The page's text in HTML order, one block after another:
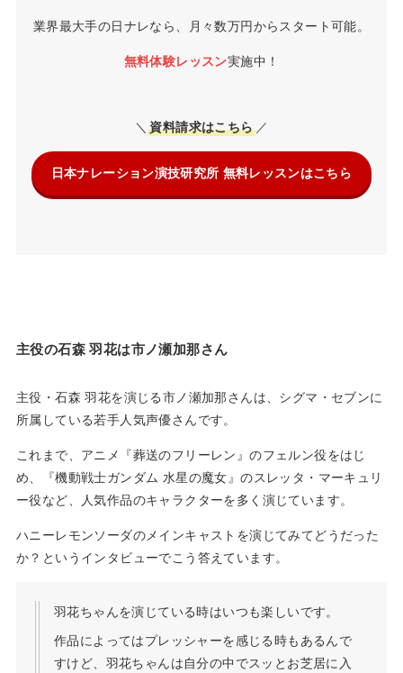
業界最大手の日ナレなら、月々数万円からスタート可能。
無料体験レッスン実施中！
＼資料請求はこちら／
日本ナレーション演技研究所 無料レッスンはこちら
主役の石森 羽花は市ノ瀬加那さん
主役・石森 羽花を演じる市ノ瀬加那さんは、シグマ・セブンに
所属している若手人気声優さんです。
これまで、アニメ『葬送のフリーレン』のフェルン役をはじ
め、『機動戦士ガンダム 水星の魔女』のスレッタ・マーキュリ
ー役など、人気作品のキャラクターを多く演じています。
ハニーレモンソーダのメインキャストを演じてみてどうだった
か？というインタビューでこう答えています。
羽花ちゃんを演じている時はいつも楽しいです。
作品によってはプレッシャーを感じる時もあるんで
すけど、羽花ちゃんは自分の中でスッとお芝居に入